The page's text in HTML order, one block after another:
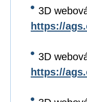
3D
https://
3D
https://